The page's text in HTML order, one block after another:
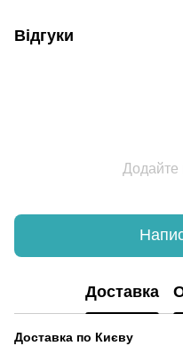
Відгуки
Додайте
Доставка
Доставка по Києву